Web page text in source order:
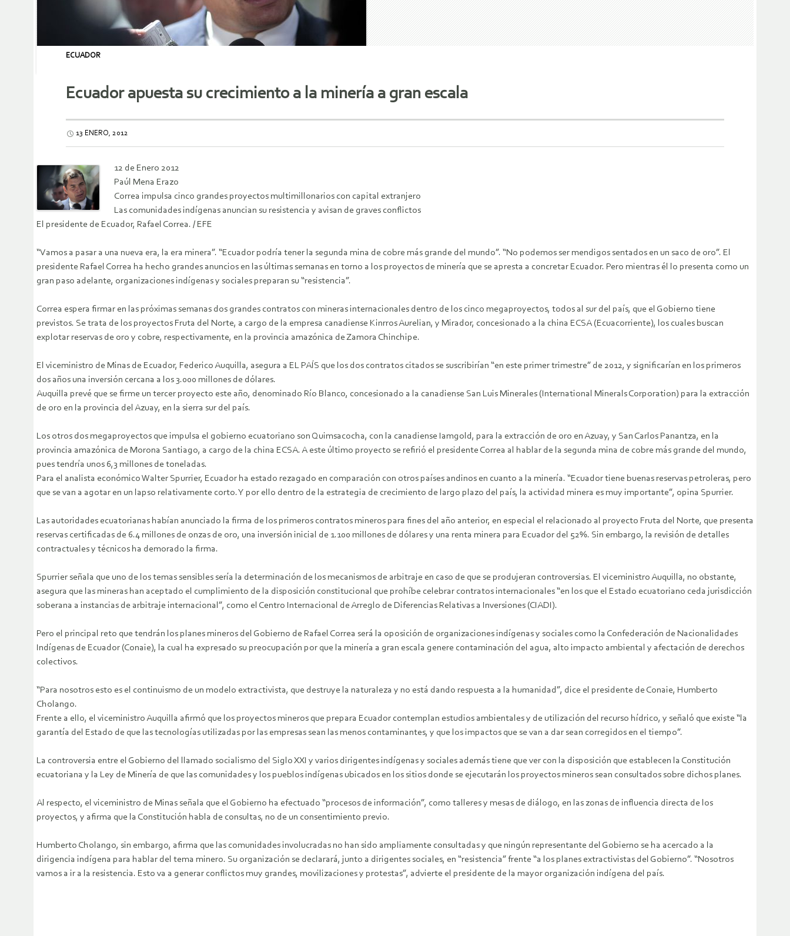
ECUADOR
Ecuador apuesta su crecimiento a la minería a gran escala
13 ENERO, 2012
12 de Enero 2012
Paúl Mena Erazo
Correa impulsa cinco grandes proyectos multimillonarios con capital extranjero
Las comunidades indígenas anuncian su resistencia y avisan de graves conflictos
El presidente de Ecuador, Rafael Correa. / EFE
“Vamos a pasar a una nueva era, la era minera”. “Ecuador podría tener la segunda mina de cobre más grande del mundo”. “No podemos ser mendigos sentados en un saco de oro”. El
presidente Rafael Correa ha hecho grandes anuncios en las últimas semanas en torno a los proyectos de minería que se apresta a concretar Ecuador. Pero mientras él lo presenta como un
gran paso adelante, organizaciones indígenas y sociales preparan su “resistencia”.
Correa espera firmar en las próximas semanas dos grandes contratos con mineras internacionales dentro de los cinco megaproyectos, todos al sur del país, que el Gobierno tiene
previstos. Se trata de los proyectos Fruta del Norte, a cargo de la empresa canadiense Kinrros Aurelian, y Mirador, concesionado a la china ECSA (Ecuacorriente), los cuales buscan
explotar reservas de oro y cobre, respectivamente, en la provincia amazónica de Zamora Chinchipe.
El viceministro de Minas de Ecuador, Federico Auquilla, asegura a EL PAÍS que los dos contratos citados se suscribirían “en este primer trimestre” de 2012, y significarían en los primeros
dos años una inversión cercana a los 3.000 millones de dólares.
Auquilla prevé que se firme un tercer proyecto este año, denominado Río Blanco, concesionado a la canadiense San Luis Minerales (International Minerals Corporation) para la extracción
de oro en la provincia del Azuay, en la sierra sur del país.
Los otros dos megaproyectos que impulsa el gobierno ecuatoriano son Quimsacocha, con la canadiense Iamgold, para la extracción de oro en Azuay, y San Carlos Panantza, en la
provincia amazónica de Morona Santiago, a cargo de la china ECSA. A este último proyecto se refirió el presidente Correa al hablar de la segunda mina de cobre más grande del mundo,
pues tendría unos 6,3 millones de toneladas.
Para el analista económico Walter Spurrier, Ecuador ha estado rezagado en comparación con otros países andinos en cuanto a la minería. “Ecuador tiene buenas reservas petroleras, pero
que se van a agotar en un lapso relativamente corto. Y por ello dentro de la estrategia de crecimiento de largo plazo del país, la actividad minera es muy importante”, opina Spurrier.
Las autoridades ecuatorianas habían anunciado la firma de los primeros contratos mineros para fines del año anterior, en especial el relacionado al proyecto Fruta del Norte, que presenta
reservas certificadas de 6.4 millones de onzas de oro, una inversión inicial de 1.100 millones de dólares y una renta minera para Ecuador del 52%. Sin embargo, la revisión de detalles
contractuales y técnicos ha demorado la firma.
Spurrier señala que uno de los temas sensibles sería la determinación de los mecanismos de arbitraje en caso de que se produjeran controversias. El viceministro Auquilla, no obstante,
asegura que las mineras han aceptado el cumplimiento de la disposición constitucional que prohíbe celebrar contratos internacionales “en los que el Estado ecuatoriano ceda jurisdicción
soberana a instancias de arbitraje internacional”, como el Centro Internacional de Arreglo de Diferencias Relativas a Inversiones (CIADI).
Pero el principal reto que tendrán los planes mineros del Gobierno de Rafael Correa será la oposición de organizaciones indígenas y sociales como la Confederación de Nacionalidades
Indígenas de Ecuador (Conaie), la cual ha expresado su preocupación por que la minería a gran escala genere contaminación del agua, alto impacto ambiental y afectación de derechos
colectivos.
“Para nosotros esto es el continuismo de un modelo extractivista, que destruye la naturaleza y no está dando respuesta a la humanidad”, dice el presidente de Conaie, Humberto
Cholango.
Frente a ello, el viceministro Auquilla afirmó que los proyectos mineros que prepara Ecuador contemplan estudios ambientales y de utilización del recurso hídrico, y señaló que existe “la
garantía del Estado de que las tecnologías utilizadas por las empresas sean las menos contaminantes, y que los impactos que se van a dar sean corregidos en el tiempo”.
La controversia entre el Gobierno del llamado socialismo del Siglo XXI y varios dirigentes indígenas y sociales además tiene que ver con la disposición que establecen la Constitución
ecuatoriana y la Ley de Minería de que las comunidades y los pueblos indígenas ubicados en los sitios donde se ejecutarán los proyectos mineros sean consultados sobre dichos planes.
Al respecto, el viceministro de Minas señala que el Gobierno ha efectuado “procesos de información”, como talleres y mesas de diálogo, en las zonas de influencia directa de los
proyectos, y afirma que la Constitución habla de consultas, no de un consentimiento previo.
Humberto Cholango, sin embargo, afirma que las comunidades involucradas no han sido ampliamente consultadas y que ningún representante del Gobierno se ha acercado a la
dirigencia indígena para hablar del tema minero. Su organización se declarará, junto a dirigentes sociales, en “resistencia” frente “a los planes extractivistas del Gobierno”. “Nosotros
vamos a ir a la resistencia. Esto va a generar conflictos muy grandes, movilizaciones y protestas”, advierte el presidente de la mayor organización indígena del país.